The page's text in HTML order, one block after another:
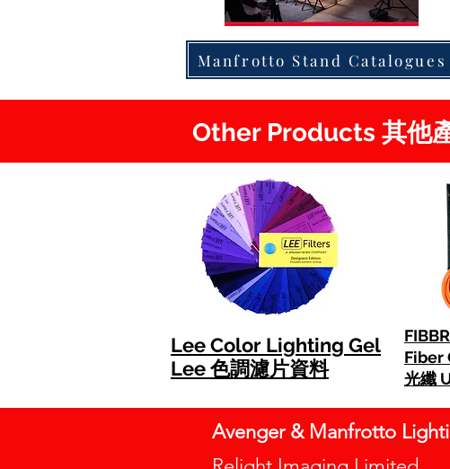
Manfrotto Stand Catalogues
Other Products 其他
Lee Color Lighting Gel
Lee 色調濾片資料
Fiber
光纖
Avenger & Manfrotto